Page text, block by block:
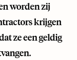
worden zij
krijgen
ze een geldig